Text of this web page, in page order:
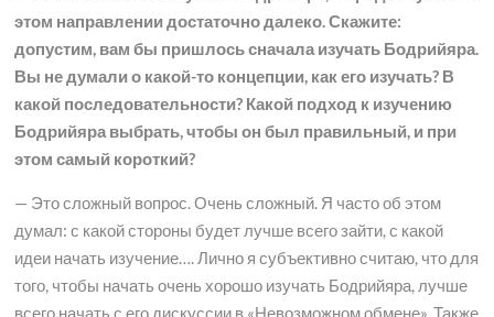
этом направлении достаточно далеко. Скажите:
допустим, вам бы пришлось сначала изучать Бодрийяра.
Вы не думали о какой-то концепции, как его изучать? В
какой последовательности? Какой подход к изучению
Бодрийяра выбрать, чтобы он был правильный, и при
этом самый короткий?
— Это сложный вопрос. Очень сложный. Я часто об этом
думал: с какой стороны будет лучше всего зайти, с какой
идеи начать изучение…. Лично я субъективно считаю, что для
того, чтобы начать очень хорошо изучать Бодрийяра, лучше
всего начать с его дискуссии в «Невозможном обмене». Также